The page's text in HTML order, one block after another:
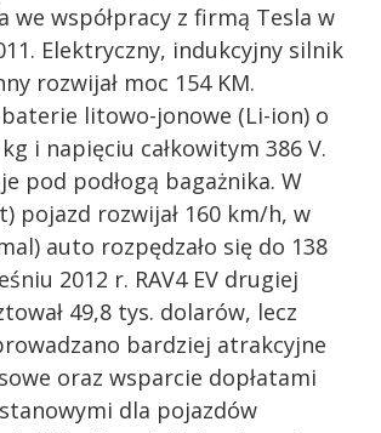
we współpracy z firmą Tesla w
Elektryczny, indukcyjny silnik
rozwijał moc 154 KM.
litowo-jonowe (Li-ion) o
i napięciu całkowitym 386 V.
pod podłogą bagażnika. W
pojazd rozwijał 160 km/h, w
auto rozpędzało się do 138
2012 r. RAV4 EV drugiej
49,8 tys. dolarów, lecz
bardziej atrakcyjne
oraz wsparcie dopłatami
dla pojazdów